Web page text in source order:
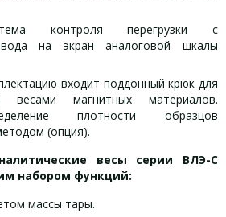
контроля перегрузки с
на экран аналоговой шкалы
входит поддонный крюк для
весами магнитных материалов.
плотности образцов
(опция).
весы серии ВЛЭ-С
набором функций:
массы тары.